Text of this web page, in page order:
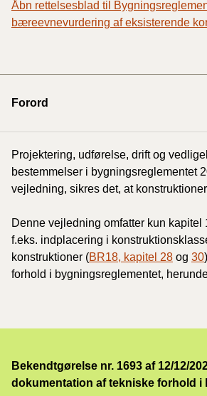
Åbn rettelsesblad til
bæreevnevurdering af eksisterende
Forord
Projektering, udførelse, drift og
bestemmelser i bygningsreglementet
vejledning, sikres det, at
Denne vejledning omfatter kun
f.eks. indplacering i
konstruktioner (BR18, kapitel 28 og 30
forhold i bygningsreglementet,
Bekendtgørelse nr. 1693 af 12/12/
dokumentation af tekniske forhold i